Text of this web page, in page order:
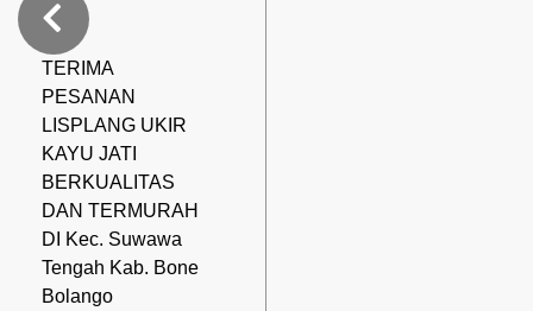
TERIMA
PESANAN
LISPLANG UKIR
KAYU JATI
BERKUALITAS
DAN TERMURAH
DI Kec. Suwawa
Tengah Kab. Bone
Bolango